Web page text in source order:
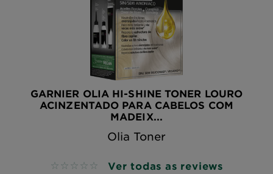
GARNIER OLIA HI-SHINE TONER LOURO
ACINZENTADO PARA CABELOS COM
MADEIX...
Olia Toner
No reviews Ver todas as reviews